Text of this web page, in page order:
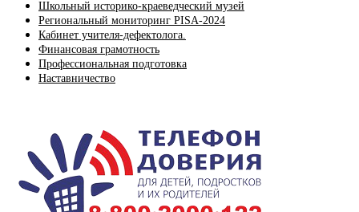
Школьный историко-краеведческий музей
Региональный мониторинг PISA-2024
Кабинет учителя-дефектолога.
Финансовая грамотность
Профессиональная подготовка
Наставничество